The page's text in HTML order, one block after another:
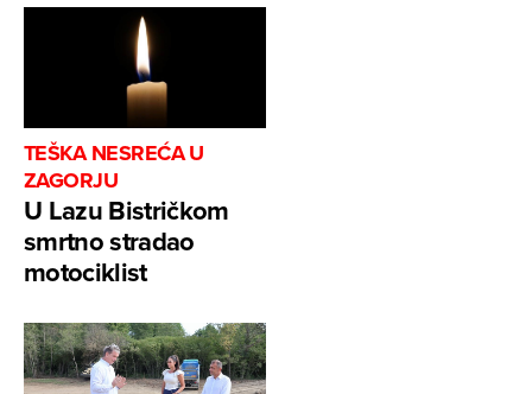
TEŠKA NESREĆA U
ZAGORJU
U Lazu Bistričkom
smrtno stradao
motociklist